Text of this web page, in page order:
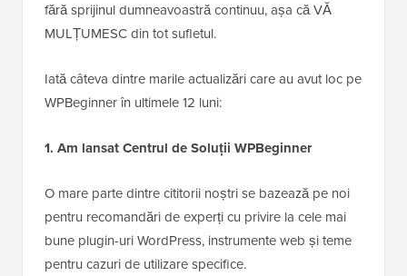
fără sprijinul dumneavoastră continuu, așa că VĂ
MULȚUMESC din tot sufletul.
Iată câteva dintre marile actualizări care au avut loc pe
WPBeginner în ultimele 12 luni:
1. Am lansat Centrul de Soluții WPBeginner
O mare parte dintre cititorii noștri se bazează pe noi
pentru recomandări de experți cu privire la cele mai
bune plugin-uri WordPress, instrumente web și teme
pentru cazuri de utilizare specifice.